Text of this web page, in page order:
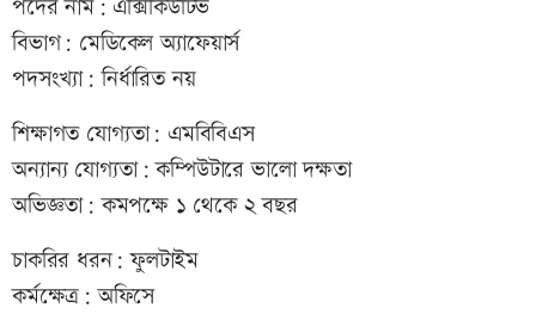
পদের নাম: এক্সিকিউটিভ
বিভাগ: মেডিকেল অ্যাফেয়ার্স
পদসংখ্যা: নির্ধারিত নয়
শিক্ষাগত যোগ্যতা: এমবিবিএস
অন্যান্য যোগ্যতা: কম্পিউটারে ভালো দক্ষতা
অভিজ্ঞতা: কমপক্ষে ১ থেকে ২ বছর
চাকরির ধরন: ফুলটাইম
কর্মক্ষেত্র: অফিসে